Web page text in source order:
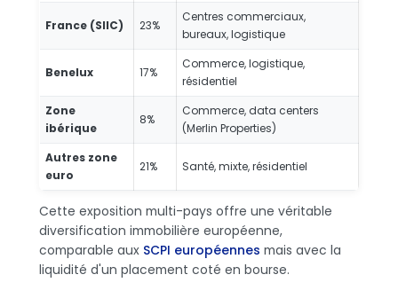
France (SIIC) 23%
Centres commerciaux,
bureaux, logistique
Benelux 17%
Commerce, logistique,
résidentiel
Zone
ibérique
8%
Commerce, data centers
(Merlin Properties)
Autres zone
euro
21% Santé, mixte, résidentiel
Cette exposition multi-pays offre une véritable
diversification immobilière européenne,
comparable aux SCPI européennes mais avec la
liquidité d'un placement coté en bourse.